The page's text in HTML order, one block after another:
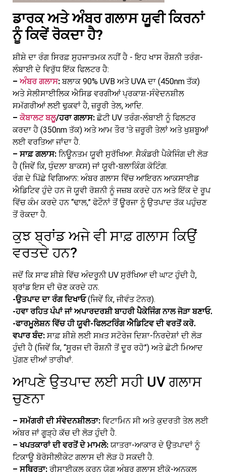
ਡਾਰਕ ਅਤੇ ਅੰਬਰ ਗਲਾਸ ਯੂਵੀ ਕਿਰਨਾਂ
ਨੂੰ ਕਿਵੇਂ ਰੋਕਦਾ ਹੈ?
ਸ਼ੀਸ਼ੇ ਦਾ ਰੰਗ ਸਿਰਫ਼ ਸੁਹਜਾਤਮਕ ਨਹੀਂ ਹੈ - ਇਹ ਖਾਸ ਰੌਸ਼ਨੀ ਤਰੰਗ-
ਲੰਬਾਈ ਦੇ ਵਿਰੁੱਧ ਇੱਕ ਫਿਲਟਰ ਹੈ:
– ਅੰਬਰ ਗਲਾਸ:ਬਲਾਕ 90% UVB ਅਤੇ UVA ਦਾ (450nm ਤੱਕ)
ਅਤੇ ਸੇਲੀਸਾਈਲਿਕ ਐਸਿਡ ਵਰਗੀਆਂ ਪ੍ਰਕਾਸ਼-ਸੰਵੇਦਨਸ਼ੀਲ
ਸਮੱਗਰੀਆਂ ਲਈ ਢੁਕਵਾਂ ਹੈ, ਜ਼ਰੂਰੀ ਤੇਲ, ਆਦਿ.
–ਕੋਬਾਲਟ ਬਲੂ/ਹਰਾ ਗਲਾਸ:ਛੋਟੀ UV ਤਰੰਗ-ਲੰਬਾਈ ਨੂੰ ਫਿਲਟਰ
ਕਰਦਾ ਹੈ (350nm ਤੱਕ) ਅਤੇ ਆਮ ਤੌਰ 'ਤੇ ਜ਼ਰੂਰੀ ਤੇਲਾਂ ਅਤੇ ਖੁਸ਼ਬੂਆਂ
ਲਈ ਵਰਤਿਆ ਜਾਂਦਾ ਹੈ.
– ਸਾਫ਼ ਗਲਾਸ: ਨਿਊਨਤਮ ਯੂਵੀ ਸੁਰੱਖਿਆ. ਸੈਕੰਡਰੀ ਪੈਕੇਜਿੰਗ ਦੀ ਲੋੜ
ਹੈ (ਜਿਵੇਂ ਕਿ, ਧੁੰਦਲਾ ਬਾਕਸ) ਜਾਂ ਯੂਵੀ-ਬਲਾਕਿੰਗ ਕੋਟਿੰਗ.
ਰੰਗ ਦੇ ਪਿੱਛੇ ਵਿਗਿਆਨ: ਅੰਬਰ ਗਲਾਸ ਵਿੱਚ ਆਇਰਨ ਆਕਸਾਈਡ
ਐਡਿਟਿਵ ਹੁੰਦੇ ਹਨ ਜੋ ਯੂਵੀ ਰੋਸ਼ਨੀ ਨੂੰ ਜਜ਼ਬ ਕਰਦੇ ਹਨ ਅਤੇ ਇੱਕ ਦੇ ਰੂਪ
ਵਿੱਚ ਕੰਮ ਕਰਦੇ ਹਨ “ਢਾਲ,” ਫੋਟੌਨਾਂ ਤੋਂ ਊਰਜਾ ਨੂੰ ਉਤਪਾਦ ਤੱਕ ਪਹੁੰਚਣ
ਤੋਂ ਰੋਕਦਾ ਹੈ.
ਕੁਝ ਬ੍ਰਾਂਡ ਅਜੇ ਵੀ ਸਾਫ਼ ਗਲਾਸ ਕਿਉਂ
ਵਰਤਦੇ ਹਨ?
ਜਦੋਂ ਕਿ ਸਾਫ ਸ਼ੀਸ਼ੇ ਵਿੱਚ ਅੰਦਰੂਨੀ UV ਸੁਰੱਖਿਆ ਦੀ ਘਾਟ ਹੁੰਦੀ ਹੈ,
ਬ੍ਰਾਂਡ ਇਸ ਦੀ ਚੋਣ ਕਰਦੇ ਹਨ.
-ਉਤਪਾਦ ਦਾ ਰੰਗ ਦਿਖਾਓ(ਜਿਵੇਂ ਕਿ, ਜੀਵੰਤ ਟੋਨਰ).
-ਹਵਾ ਰਹਿਤ ਪੰਪਾਂ ਜਾਂ ਅਪਾਰਦਰਸ਼ੀ ਬਾਹਰੀ ਪੈਕੇਜਿੰਗ ਨਾਲ ਜੋੜਾ ਬਣਾਓ.
-ਫਾਰਮੂਲੇਸ਼ਨ ਵਿੱਚ ਹੀ ਯੂਵੀ-ਫਿਲਟਰਿੰਗ ਐਡਿਟਿਵ ਦੀ ਵਰਤੋਂ ਕਰੋ.
ਵਪਾਰ ਬੰਦ: ਸਾਫ਼ ਸ਼ੀਸ਼ੇ ਲਈ ਸਖ਼ਤ ਸਟੋਰੇਜ ਦਿਸ਼ਾ-ਨਿਰਦੇਸ਼ਾਂ ਦੀ ਲੋੜ
ਹੁੰਦੀ ਹੈ (ਜਿਵੇਂ ਕਿ, “ਸੂਰਜ ਦੀ ਰੌਸ਼ਨੀ ਤੋਂ ਦੂਰ ਰਹੋ”) ਅਤੇ ਛੋਟੀ ਮਿਆਦ
ਪੁੱਗਣ ਦੀਆਂ ਤਾਰੀਖਾਂ.
ਆਪਣੇ ਉਤਪਾਦ ਲਈ ਸਹੀ UV ਗਲਾਸ
ਚੁਣਨਾ
– ਸਮੱਗਰੀ ਦੀ ਸੰਵੇਦਨਸ਼ੀਲਤਾ: ਵਿਟਾਮਿਨ ਸੀ ਅਤੇ ਕੁਦਰਤੀ ਤੇਲ ਲਈ
ਅੰਬਰ ਜਾਂ ਗੂੜ੍ਹੇ ਕੱਚ ਦੀ ਲੋੜ ਹੁੰਦੀ ਹੈ.
– ਖਪਤਕਾਰਾਂ ਦੀ ਵਰਤੋਂ ਦੇ ਮਾਮਲੇ: ਯਾਤਰਾ-ਆਕਾਰ ਦੇ ਉਤਪਾਦਾਂ ਨੂੰ
ਟਿਕਾਊ ਬੋਰੋਸੀਲੀਕੇਟ ਗਲਾਸ ਦੀ ਲੋੜ ਹੋ ਸਕਦੀ ਹੈ.
– ਸਥਿਰਤਾ: ਰੀਸਾਈਕਲ ਕਰਨ ਯੋਗ ਅੰਬਰ ਗਲਾਸ ਈਕੋ-ਅਨੁਕੂਲ